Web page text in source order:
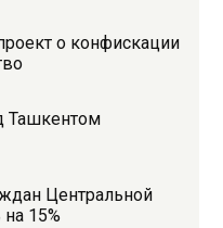
о конфискации
Ташкентом
Центральной
15%